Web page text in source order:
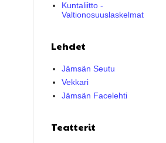
Kuntaliitto -
Valtionosuuslaskelmat
Lehdet
Jämsän Seutu
Vekkari
Jämsän Facelehti
Teatterit